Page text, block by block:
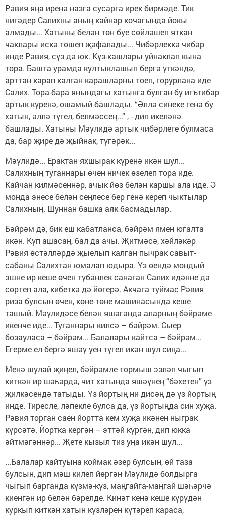
Рәвия яңа иренә назга сусарга ирек бирмәде. Тик
нигәдер Салихны аның кайнар кочагында йокы
алмады... Хатыны белән төн буе сөйләшеп яткан
чаклары искә төшеп җәфалады... Чибәрлеккә чибәр
инде Рәвия, сүз дә юк. Күз-кашлары уйнаклап кына
тора. Башта урамда култыклашып бергә үткәндә,
арттан карап калган карашларны тоеп, горурлана иде
Салих. Тора-бара янындагы хатынга булган бу игътибар
артык күренә, ошамый башлады. “Әллә синеке генә бу
хатын, әллә түгел, белмәссең...” , - дип икеләнә
башлады. Хатыны Мәүлидә артык чибәрлеге булмаса
да, бар җире дә җыйнак, түгәрәк...
Мәүлидә... Ерактан яхшырак күренә икән шул...
Салихның туганнары өчен ничек өзелеп тора иде.
Кайчан килмәсеннәр, ачык йөз белән каршы ала иде. Ә
монда энесе белән сеңлесе бер генә кереп чыктылар
Салихның. Шуннан башка аяк басмадылар.
Бәйрәм дә, бик еш кабатланса, бәйрәм ямен югалта
икән. Күп ашасаң, бал да ачы. Җитмәсә, хәйләкәр
Рәвия өстәлләрдә җыелып калган пычрак савыт-
сабаны Салихтан юмалап юдыра. Үз өендә мондый
эшне ир кеше өчен түбәнлек санаган Салих идәнне дә
сөртеп ала, кибеткә дә йөгерә. Акчага туймас Рәвия
риза булсын өчен, көне-төне машинасында кеше
ташый. Мәүлидәсе белән яшәгәндә аларның бәйрәме
икенче иде... Туганнары килсә – бәйрәм. Сыер
бозауласа – бәйрәм... Балалары кайтса – бәйрәм...
Егерме ел бергә яшәү уен түгел икән шул сиңа...
Менә шулай җиңел, бәйрәмле тормыш эзләп чыгып
киткән ир шәһәрдә, чит хатында яшәүнең “бәхетен” үз
җилкәсендә татыды. Үз йортың ни дисәң дә үз йортың
инде. Тиресле, ләпекле булса да, үз йортыңда син хуҗа.
Рәвия торган саен йортта кем хуҗа икәнен ныграк
күрсәтә. Йортка кергән – эттәй күргән, дип юкка
әйтмәгәннәр... Җете кызыл тиз уңа икән шул...
...Балалар кайтуына коймак әзер булсын, өй таза
булсын, дип мәш килеп йөргән Мәүлидә болдырга
чыгып барганда күзмә-күз, маңгайга-маңгай шәһәрчә
киенгән ир белән бәрелде. Кинәт кенә кеше күрүдән
куркып киткән хатын күзләрен күтәреп караса,